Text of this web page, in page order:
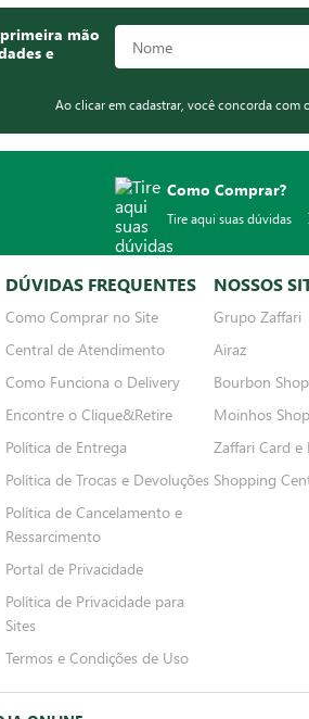
mão
e
Ao clicar em cadastrar, você concorda com
Como Comprar?
Tire aqui suas dúvidas
DÚVIDAS FREQUENTES
Como Comprar no Site
Central de Atendimento
Como Funciona o Delivery
Encontre o Clique&Retire
Política de Entrega
Política de Trocas e Devoluções
Política de Cancelamento e
Ressarcimento
Portal de Privacidade
Política de Privacidade para
Sites
Termos e Condições de Uso
NOSSOS
Grupo Zaffari
Airaz
Bourbon
Moinhos
Zaffari Card e
Shopping